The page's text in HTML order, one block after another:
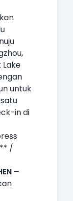
untuk
in di
/
–